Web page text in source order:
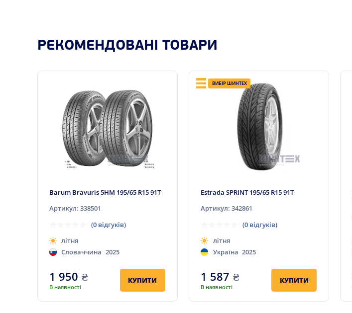
РЕКОМЕНДОВАНІ ТОВАРИ
Barum Bravuris 5HM 195/65 R15 91T
Артикул: 338501
(0 відгуків)
літня
Словаччина 2025
1 950 ₴
В наявності
КУПИТИ
ВИБІР ШИНТЕХ
Estrada SPRINT 195/65 R15 91T
Артикул: 342861
(0 відгуків)
літня
Україна 2025
1 587 ₴
В наявності
КУПИТИ